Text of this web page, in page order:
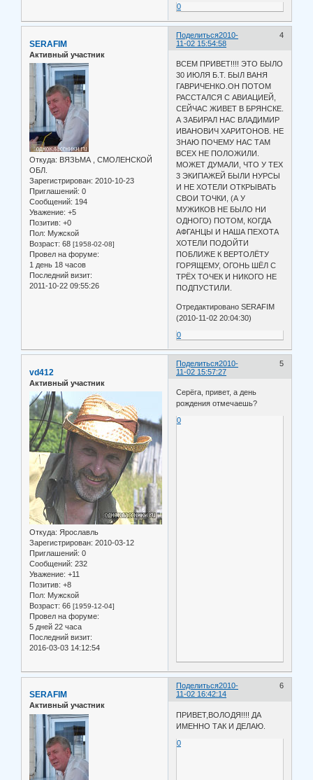
0
Поделиться 4
2010-
11-02 15:54:58
SERAFIM
Активный участник
Откуда: ВЯЗЬМА , СМОЛЕНСКОЙ
ОБЛ.
Зарегистрирован: 2010-10-23
Приглашений: 0
Сообщений: 194
Уважение: +5
Позитив: +0
Пол: Мужской
Возраст: 68 [1958-02-08]
Провел на форуме:
1 день 18 часов
Последний визит:
2011-10-22 09:55:26
ВСЕМ ПРИВЕТ!!!! ЭТО БЫЛО
30 ИЮЛЯ Б.Т. БЫЛ ВАНЯ
ГАВРИЧЕНКО.ОН ПОТОМ
РАССТАЛСЯ С АВИАЦИЕЙ,
СЕЙЧАС ЖИВЕТ В БРЯНСКЕ.
А ЗАБИРАЛ НАС ВЛАДИМИР
ИВАНОВИЧ ХАРИТОНОВ. НЕ
ЗНАЮ ПОЧЕМУ НАС ТАМ
ВСЕХ НЕ ПОЛОЖИЛИ.
МОЖЕТ ДУМАЛИ, ЧТО У ТЕХ
3 ЭКИПАЖЕЙ БЫЛИ НУРСЫ
И НЕ ХОТЕЛИ ОТКРЫВАТЬ
СВОИ ТОЧКИ, (А У
МУЖИКОВ НЕ БЫЛО НИ
ОДНОГО) ПОТОМ, КОГДА
АФГАНЦЫ И НАША ПЕХОТА
ХОТЕЛИ ПОДОЙТИ
ПОБЛИЖЕ К ВЕРТОЛЁТУ
ГОРЯЩЕМУ, ОГОНЬ ШЁЛ С
ТРЁХ ТОЧЕК И НИКОГО НЕ
ПОДПУСТИЛИ.
Отредактировано SERAFIM
(2010-11-02 20:04:30)
0
Поделиться 5
2010-
11-02 15:57:27
vd412
Активный участник
Откуда: Ярославль
Зарегистрирован: 2010-03-12
Приглашений: 0
Сообщений: 232
Уважение: +11
Позитив: +8
Пол: Мужской
Возраст: 66 [1959-12-04]
Провел на форуме:
5 дней 22 часа
Последний визит:
2016-03-03 14:12:54
Серёга, привет, а день
рождения отмечаешь?
0
Поделиться 6
2010-
11-02 16:42:14
SERAFIM
Активный участник
ПРИВЕТ,ВОЛОДЯ!!!! ДА
ИМЕННО ТАК И ДЕЛАЮ.
0